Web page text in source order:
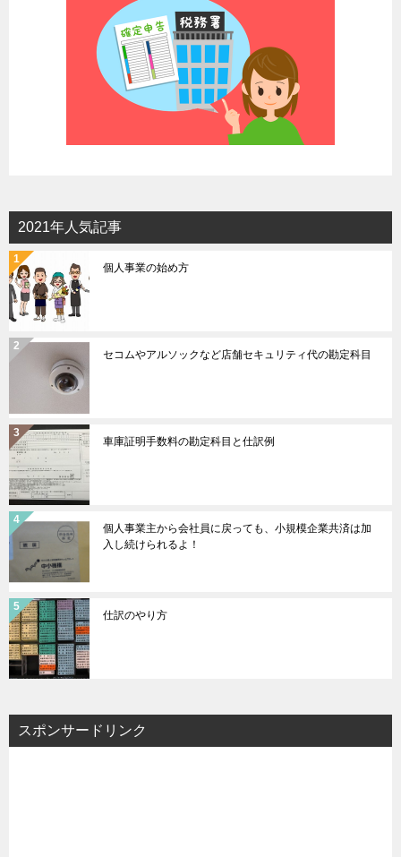
2021年人気記事
個人事業の始め方
セコムやアルソックなど店舗セキュリティ代の勘定科目
車庫証明手数料の勘定科目と仕訳例
個人事業主から会社員に戻っても、小規模企業共済は加
入し続けられるよ！
仕訳のやり方
スポンサードリンク